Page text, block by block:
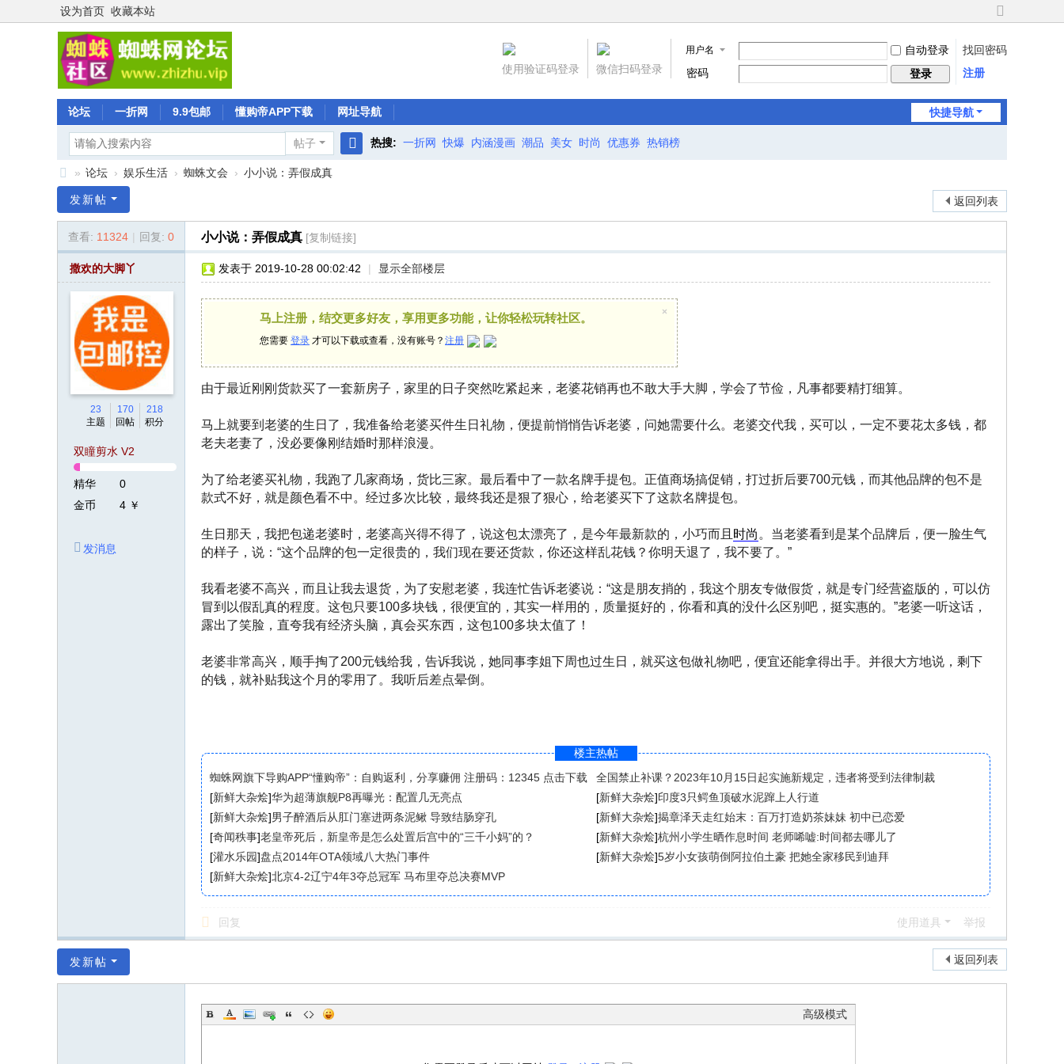
设为首页 收藏本站
切
到
用户名 自动登录
找回密码
密码
登录 注册
微信扫码登录
使用验证码登录
快捷导航
论坛 一折网 9.9包邮 懂购帝APP下载 网址导航
帖子 热搜: 一折网 快爆 内涵漫画 潮品 美女 时尚 优惠券 热销榜
蛛
社
» 论坛 › 娱乐生活 › 蜘蛛文会 › 小小说：弄假成真
返回列表
发新帖
查看: 11324 | 回复: 0 小小说：弄假成真 [复制链接]
撒欢的大脚丫
23
主题
170
回帖
218
积分
双瞳剪水 V2
精华
0
金币
4 ￥
发消息
发表于 2019-10-28 00:02:42 | 显示全部楼层
马上注册，结交更多好友，享用更多功能，让你轻松玩转社区。
您需要 登录 才可以下载或查看，没有账号？ 注册
×
由于最近刚刚货款买了一套新房子，家里的日子突然吃紧起来，老婆花销再也不敢大手大脚，学会了节俭，凡事都要精打细算。
马上就要到老婆的生日了，我准备给老婆买件生日礼物，便提前悄悄告诉老婆，问她需要什么。老婆交代我，买可以，一定不要花太多钱，都
老夫老妻了，没必要像刚结婚时那样浪漫。
为了给老婆买礼物，我跑了几家商场，货比三家。最后看中了一款名牌手提包。正值商场搞促销，打过折后要700元钱，而其他品牌的包不是
款式不好，就是颜色看不中。经过多次比较，最终我还是狠了狠心，给老婆买下了这款名牌提包。
生日那天，我把包递老婆时，老婆高兴得不得了，说这包太漂亮了，是今年最新款的，小巧而且 时尚 。当老婆看到是某个品牌后，便一脸生气
的样子，说：“这个品牌的包一定很贵的，我们现在要还货款，你还这样乱花钱？你明天退了，我不要了。”
我看老婆不高兴，而且让我去退货，为了安慰老婆，我连忙告诉老婆说：“这是朋友捎的，我这个朋友专做假货，就是专门经营盗版的，可以仿
冒到以假乱真的程度。这包只要100多块钱，很便宜的，其实一样用的，质量挺好的，你看和真的没什么区别吧，挺实惠的。”老婆一听这话，
露出了笑脸，直夸我有经济头脑，真会买东西，这包100多块太值了！
老婆非常高兴，顺手掏了200元钱给我，告诉我说，她同事李姐下周也过生日，就买这包做礼物吧，便宜还能拿得出手。并很大方地说，剩下
的钱，就补贴我这个月的零用了。我听后差点晕倒。
楼主热帖
蜘蛛网旗下导购APP“懂购帝”：自购返利，分享赚佣 注册码：12345 点击下载
全国禁止补课？2023年10月15日起实施新规定，违者将受到法律制裁
[新鲜大杂烩]
华为超薄旗舰P8再曝光：配置几无亮点
[新鲜大杂烩] 印度3只鳄鱼顶破水泥蹿上人行道
[新鲜大杂烩]
男子醉酒后从肛门塞进两条泥鳅 导致结肠穿孔
[新鲜大杂烩] 揭章泽天走红始末：百万打造奶茶妹妹 初中已恋爱
[新鲜大杂烩]
老皇帝死后，新皇帝是怎么处置后宫中的“三千小妈”的？
[奇闻秩事] 杭州小学生晒作息时间 老师唏嘘:时间都去哪儿了
[新鲜大杂烩]
盘点2014年OTA领域八大热门事件
[灌水乐园] 5岁小女孩萌倒阿拉伯土豪 把她全家移民到迪拜
[新鲜大杂烩]
北京4-2辽宁4年3夺总冠军 马布里夺总决赛MVP
[新鲜大杂烩]
回复 使用道具 举报
返回列表
发新帖
高级模式